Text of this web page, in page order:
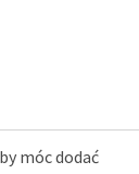
móc dodać